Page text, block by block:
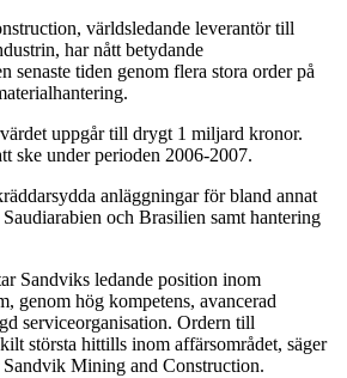
världsledande leverantör till
har nått betydande
senaste tiden genom flera stora order på
uppgår till drygt 1 miljard kronor.
ske under perioden 2006-2007.
anläggningar för bland annat
och Brasilien samt hantering
Sandviks ledande position inom
genom hög kompetens, avancerad
serviceorganisation. Ordern till
största hittills inom affärsområdet, säger
Mining and Construction.